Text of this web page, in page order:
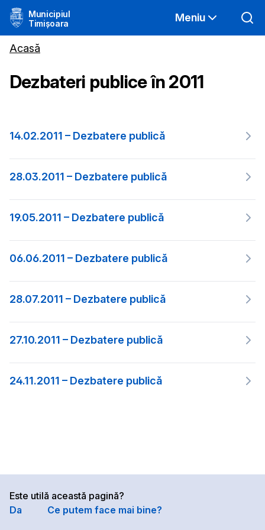
Municipiul
Timișoara
Meniu
Acasă
Dezbateri publice în 2011
14.02.2011 – Dezbatere publică
28.03.2011 – Dezbatere publică
19.05.2011 – Dezbatere publică
06.06.2011 – Dezbatere publică
28.07.2011 – Dezbatere publică
27.10.2011 – Dezbatere publică
24.11.2011 – Dezbatere publică
Este utilă această pagină?
Da
Ce putem face mai bine?